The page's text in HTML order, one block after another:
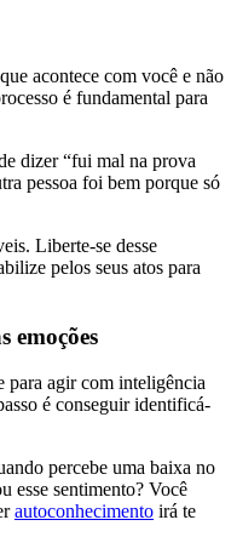
acontece com você e não
é fundamental para
dizer “fui mal na prova
pessoa foi bem porque só
Liberte-se desse
pelos seus atos para
emoções
para agir com inteligência
é conseguir identificá-
percebe uma baixa no
esse sentimento? Você
autoconhecimento irá te